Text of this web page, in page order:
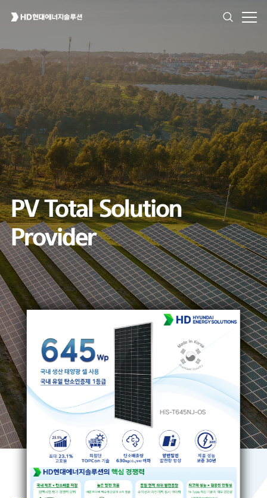
High Reliability
for All Environment